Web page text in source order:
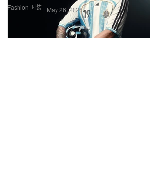
Fashion 时装 May 26, 2026